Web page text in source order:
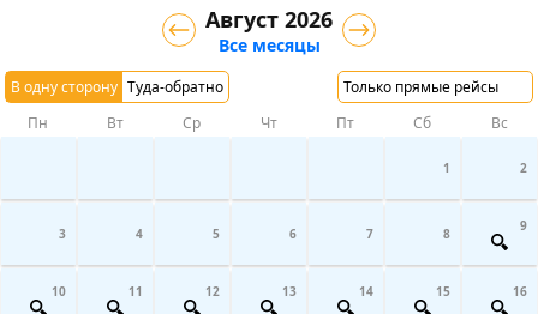
В одну сторону Туда-обратно Только прямые рейсы
Август 2026
Все месяцы
Пн Вт Ср Чт Пт Сб Вс
1 2
3 4 5 6 7 8 9
10 11 12 13 14 15 16